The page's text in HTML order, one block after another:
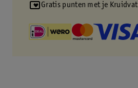
Gratis punten met je